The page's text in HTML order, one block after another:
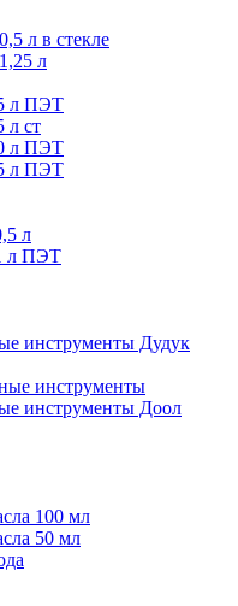
л в стекле
л
л ПЭТ
л ст
л ПЭТ
л ПЭТ
л
л ПЭТ
инструменты Дудук
инструменты
инструменты Доол
100 мл
50 мл